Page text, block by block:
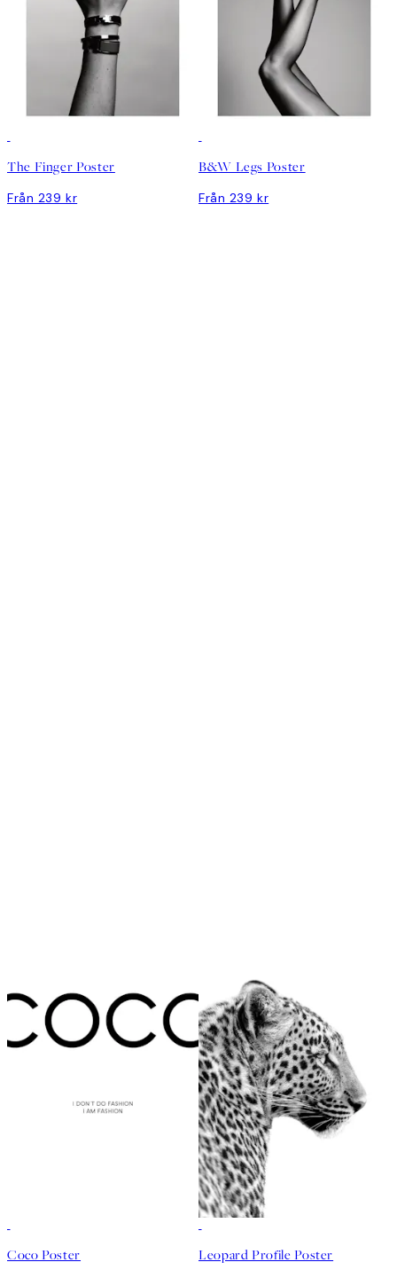
The Finger Poster
Från 239 kr
B&W Legs Poster
Från 239 kr
Coco Poster Leopard Profile Poster